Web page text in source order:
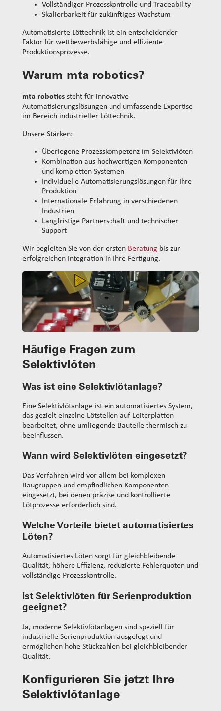
Vollständiger Prozesskontrolle und Traceability
Skalierbarkeit für zukünftiges Wachstum
Automatisierte Löttechnik ist ein entscheidender
Faktor für wettbewerbsfähige und effiziente
Produktionsprozesse.
Warum mta robotics?
mta robotics steht für innovative
Automatisierungslösungen und umfassende Expertise
im Bereich industrieller Löttechnik.
Unsere Stärken:
Überlegene Prozesskompetenz im Selektivlöten
Kombination aus hochwertigen Komponenten
und kompletten Systemen
Individuelle Automatisierungslösungen für Ihre
Produktion
Internationale Erfahrung in verschiedenen
Industrien
Langfristige Partnerschaft und technischer
Support
Wir begleiten Sie von der ersten Beratung bis zur
erfolgreichen Integration in Ihre Fertigung.
Häufige Fragen zum
Selektivlöten
Was ist eine Selektivlötanlage?
Eine Selektivlötanlage ist ein automatisiertes System,
das gezielt einzelne Lötstellen auf Leiterplatten
bearbeitet, ohne umliegende Bauteile thermisch zu
beeinflussen.
Wann wird Selektivlöten eingesetzt?
Das Verfahren wird vor allem bei komplexen
Baugruppen und empfindlichen Komponenten
eingesetzt, bei denen präzise und kontrollierte
Lötprozesse erforderlich sind.
Welche Vorteile bietet automatisiertes
Löten?
Automatisiertes Löten sorgt für gleichbleibende
Qualität, höhere Effizienz, reduzierte Fehlerquoten und
vollständige Prozesskontrolle.
Ist Selektivlöten für Serienproduktion
geeignet?
Ja, moderne Selektivlötanlagen sind speziell für
industrielle Serienproduktion ausgelegt und
ermöglichen hohe Stückzahlen bei gleichbleibender
Qualität.
Konfigurieren Sie jetzt Ihre
Selektivlötanlage